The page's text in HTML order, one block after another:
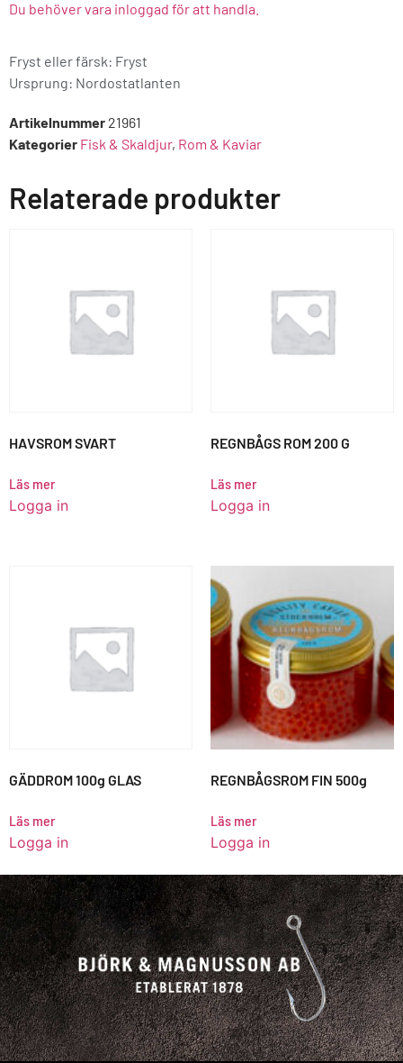
Du behöver vara inloggad för att handla.
Fryst eller färsk: Fryst
Ursprung: Nordostatlanten
Artikelnummer 21961
Kategorier Fisk & Skaldjur, Rom & Kaviar
Relaterade produkter
HAVSROM SVART
Läs mer
Logga in
REGNBÅGS ROM 200 G
Läs mer
Logga in
GÄDDROM 100g GLAS
Läs mer
Logga in
REGNBÅGSROM FIN 500g
Läs mer
Logga in